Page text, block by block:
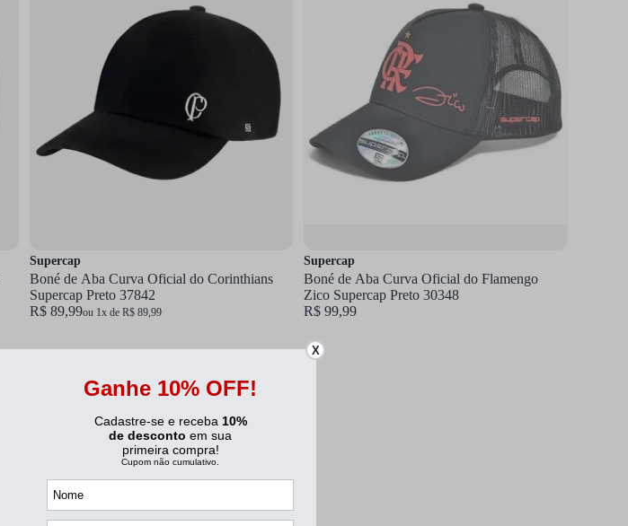
Supercap
Boné de Aba Curva Oficial do Corinthians
Supercap Preto 37842
R$ 89,99ou 1x de R$ 89,99
Supercap
Boné de Aba Curva Oficial do Flamengo
Zico Supercap Preto 30348
R$ 99,99
X